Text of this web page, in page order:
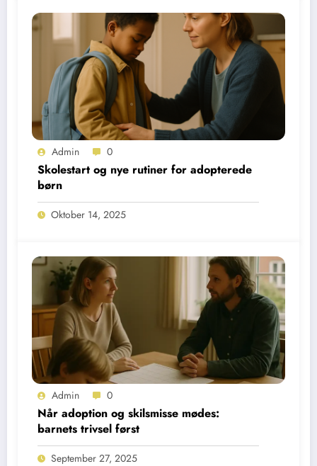
Admin 0
Skolestart og nye rutiner for adopterede
børn
Oktober 14, 2025
Admin 0
Når adoption og skilsmisse mødes:
barnets trivsel først
September 27, 2025